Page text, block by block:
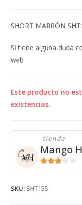
SHORT MARRÓN
Si tiene alguna duda
web
Este producto no
existencias.
tienda
Mango
SKU: SHT155